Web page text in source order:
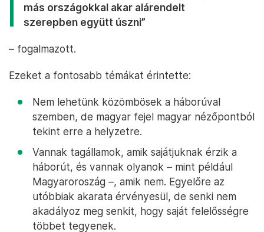
más országokkal akar alárendelt
szerepben együtt úszni”
– fogalmazott.
Ezeket a fontosabb témákat érintette:
Nem lehetünk közömbösek a háborúval
szemben, de magyar fejel magyar nézőpontból
tekint erre a helyzetre.
Vannak tagállamok, amik sajátjuknak érzik a
háborút, és vannak olyanok – mint például
Magyaroroszág –, amik nem. Egyelőre az
utóbbiak akarata érvényesül, de senki nem
akadályoz meg senkit, hogy saját felelősségre
többet tegyenek.